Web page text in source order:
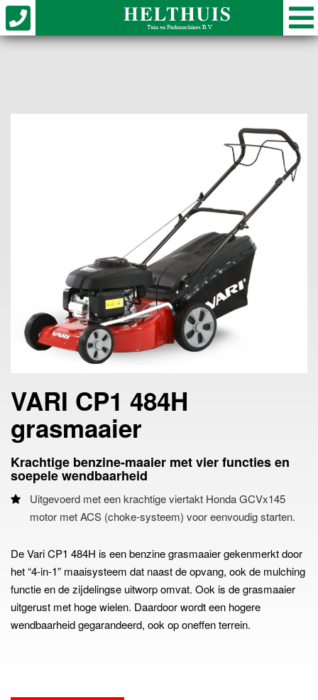
VARI CP1 484H
grasmaaier
Krachtige benzine‑maaier met vier functies en
soepele wendbaarheid
Uitgevoerd met een krachtige viertakt Honda GCVx145
motor met ACS (choke-systeem) voor eenvoudig starten.
De Vari CP1 484H is een benzine grasmaaier gekenmerkt door
het “4-in-1” maaisysteem dat naast de opvang, ook de mulching
functie en de zijdelingse uitworp omvat. Ook is de grasmaaier
uitgerust met hoge wielen. Daardoor wordt een hogere
wendbaarheid gegarandeerd, ook op oneffen terrein.